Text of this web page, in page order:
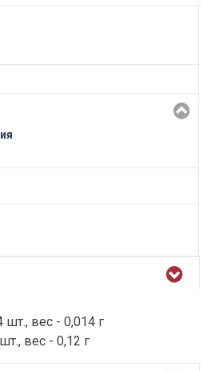
шт., вес - 0,014 г
вес - 0,12 г